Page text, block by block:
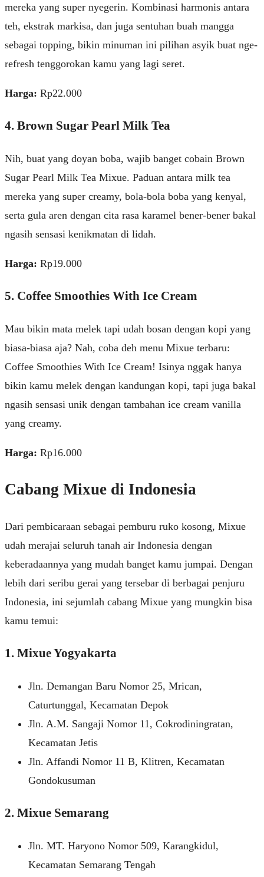
mereka yang super nyegerin. Kombinasi harmonis antara
teh, ekstrak markisa, dan juga sentuhan buah mangga
sebagai topping, bikin minuman ini pilihan asyik buat nge-
refresh tenggorokan kamu yang lagi seret.
Harga: Rp22.000
4. Brown Sugar Pearl Milk Tea
Nih, buat yang doyan boba, wajib banget cobain Brown
Sugar Pearl Milk Tea Mixue. Paduan antara milk tea
mereka yang super creamy, bola-bola boba yang kenyal,
serta gula aren dengan cita rasa karamel bener-bener bakal
ngasih sensasi kenikmatan di lidah.
Harga: Rp19.000
5. Coffee Smoothies With Ice Cream
Mau bikin mata melek tapi udah bosan dengan kopi yang
biasa-biasa aja? Nah, coba deh menu Mixue terbaru:
Coffee Smoothies With Ice Cream! Isinya nggak hanya
bikin kamu melek dengan kandungan kopi, tapi juga bakal
ngasih sensasi unik dengan tambahan ice cream vanilla
yang creamy.
Harga: Rp16.000
Cabang Mixue di Indonesia
Dari pembicaraan sebagai pemburu ruko kosong, Mixue
udah merajai seluruh tanah air Indonesia dengan
keberadaannya yang mudah banget kamu jumpai. Dengan
lebih dari seribu gerai yang tersebar di berbagai penjuru
Indonesia, ini sejumlah cabang Mixue yang mungkin bisa
kamu temui:
1. Mixue Yogyakarta
Jln. Demangan Baru Nomor 25, Mrican,
Caturtunggal, Kecamatan Depok
Jln. A.M. Sangaji Nomor 11, Cokrodiningratan,
Kecamatan Jetis
Jln. Affandi Nomor 11 B, Klitren, Kecamatan
Gondokusuman
2. Mixue Semarang
Jln. MT. Haryono Nomor 509, Karangkidul,
Kecamatan Semarang Tengah